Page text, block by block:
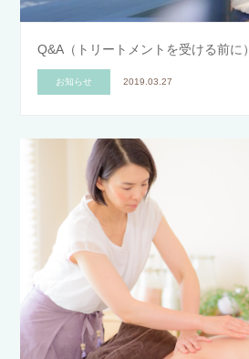
Q&A（トリートメントを受ける前に）
お知らせ 2019.03.27